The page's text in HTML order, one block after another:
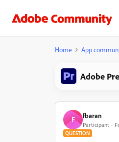
Home App
Adobe
F fbaran
Participant
QUESTION